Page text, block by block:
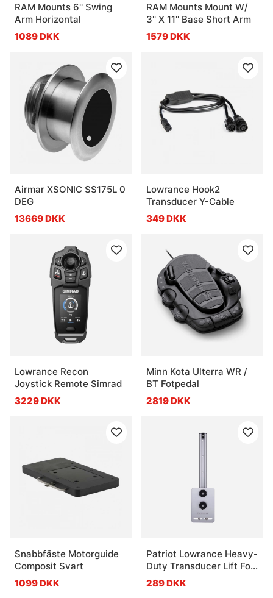
RAM Mounts 6'' Swing
Arm Horizontal
1089 DKK
RAM Mounts Mount W/
3'' X 11'' Base Short Arm
1579 DKK
Airmar XSONIC SS175L 0
DEG
13669 DKK
Lowrance Hook2
Transducer Y-Cable
349 DKK
Lowrance Recon
Joystick Remote Simrad
3229 DKK
Minn Kota Ulterra WR /
BT Fotpedal
2819 DKK
Snabbfäste Motorguide
Composit Svart
1099 DKK
Patriot Lowrance Heavy-
Duty Transducer Lift For
Transom -Narrow For 1
Transducer
289 DKK